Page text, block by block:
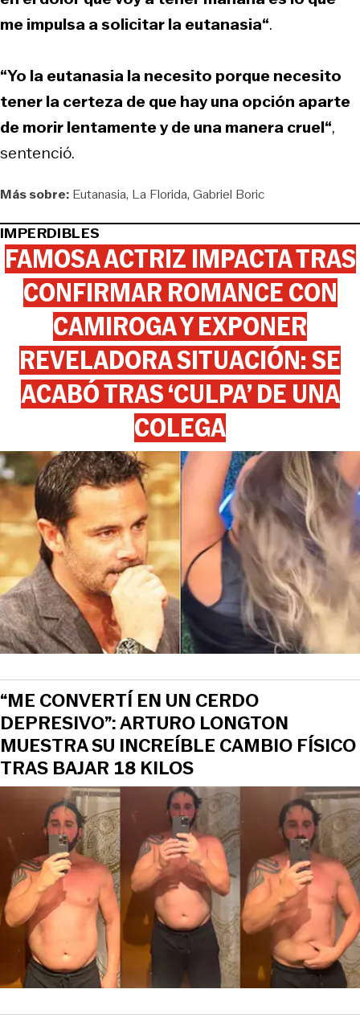
me impulsa a solicitar la eutanasia“.
“Yo la eutanasia la necesito porque necesito
tener la certeza de que hay una opción aparte
de morir lentamente y de una manera cruel“,
sentenció.
Más sobre: Eutanasia La Florida Gabriel Boric
IMPERDIBLES
FAMOSA ACTRIZ IMPACTA TRAS
CONFIRMAR ROMANCE CON
CAMIROGA Y EXPONER
REVELADORA SITUACIÓN: SE
ACABÓ TRAS ‘CULPA’ DE UNA
COLEGA
“ME CONVERTÍ EN UN CERDO
DEPRESIVO”: ARTURO LONGTON
MUESTRA SU INCREÍBLE CAMBIO FÍSICO
TRAS BAJAR 18 KILOS